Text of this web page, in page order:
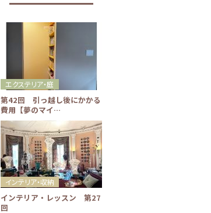
第42回 引っ越し後にかかる
費用【夢のマイ…
エクステリア・庭
インテリア・レッスン 第27
回
インテリア・収納